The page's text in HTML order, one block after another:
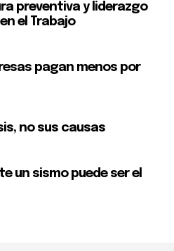
preventiva y liderazgo
el Trabajo
pagan menos por
no sus causas
un sismo puede ser el